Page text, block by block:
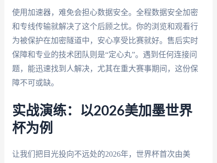
使用加速器，难免会担心数据安全。全程数据安全加密
和专线传输就解决了这个后顾之忧。你的浏览和观看行
为被保护在加密隧道中，安心享受比赛就好。售后实时
保障和专业的技术团队则是“定心丸”。遇到任何连接问
题，能迅速找到人解决，尤其在重大赛事期间，这份保
障不可或缺。
实战演练：以2026美加墨世界
杯为例
让我们把目光投向不远处的2026年，世界杯首次由美